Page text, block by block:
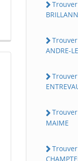
ANDRE-
MAIME